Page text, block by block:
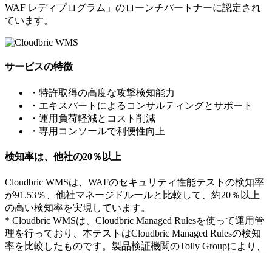
WAF レディプログラム」のローンチパートナーに認定され
ています。
サービスの特徴
・特許取得の高度な攻撃検知能力
・エキスパートによるコンサルティングとサポート
・運用負荷軽減とコスト削減
・専用コンソールで利便性向上
検知率は、他社の20％以上
Cloudbric WMSは、WAFのセキュリティ性能テストの検知率
が91.53％、他社マネージドルールと比較して、約20％以上
の高い検知率を実現しています。
* Cloudbric WMSは、Cloudbric Managed Rulesを使って運用管
理を行っており、本テストはCloudbric Managed Rulesの検知
率を比較したものです。製品検証機関のTolly Groupにより、